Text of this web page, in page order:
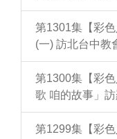
第1301集【彩
(一) 訪北台中教
第1300集【彩
歌 咱的故事」
第1299集【彩